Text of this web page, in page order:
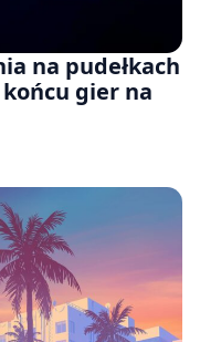
na pudełkach
gier na